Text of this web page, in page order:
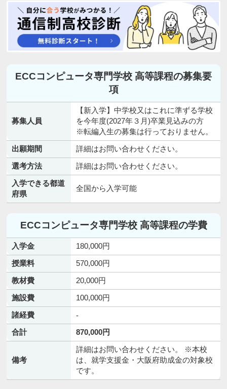
ECCコンピュータ専門学校 高等課程の募集要
項
募集人員
【新入学】中学校又はこれに準ずる学校
を今年度(2027年３月)卒業見込みの方
※転編入生の募集は行っておりません。
出願期間
詳細はお問い合わせください。
選考方法
詳細はお問い合わせください。
入学できる都道
府県
全国から入学可能
ECCコンピュータ専門学校 高等課程の学費
入学金
180,000円
授業料
570,000円
教材費
20,000円
施設費
100,000円
諸経費
-
合計
870,000円
備考
詳細はお問い合わせください。 ※本校
は、就学支援金・大阪府助成金の対象校
です。